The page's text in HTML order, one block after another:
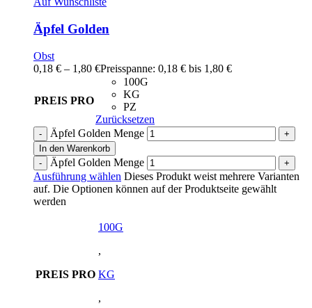
Äpfel Golden
Obst
0,18 € – 1,80 €Preisspanne: 0,18 € bis 1,80 €
PREIS PRO
100G
KG
PZ
Zurücksetzen
Äpfel Golden Menge
In den Warenkorb
Äpfel Golden Menge
Ausführung wählen Dieses Produkt weist mehrere Varianten
auf. Die Optionen können auf der Produktseite gewählt
werden
PREIS PRO
100G
,
KG
,